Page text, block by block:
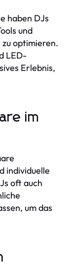
haben DJs
und
optimieren.
LED-
Erlebnis,
im
individuelle
oft auch
um das